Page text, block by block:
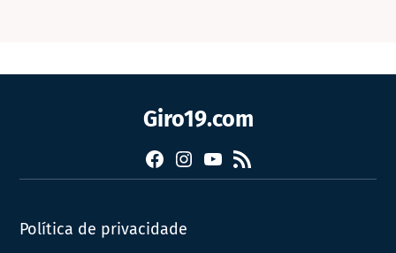
Giro19.com
Facebook
Instagram
YouTube
RSS
Política de privacidade